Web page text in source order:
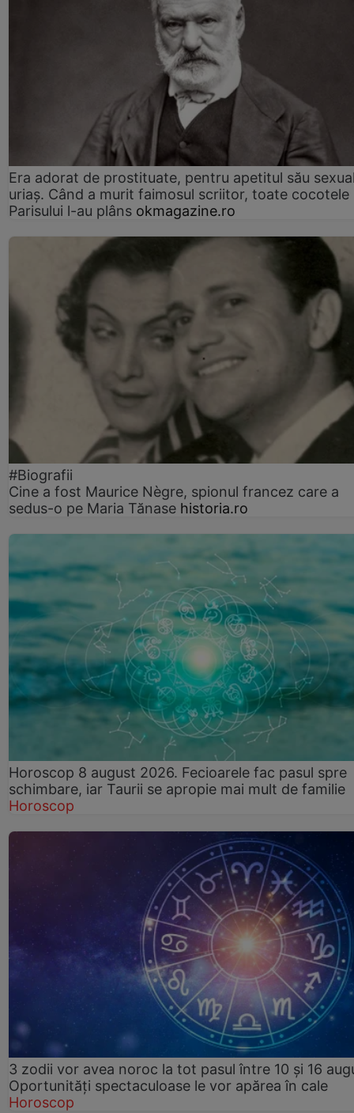
Era adorat de prostituate, pentru apetitul său
uriaș. Când a murit faimosul scriitor, toate cocotele
Parisului l-au plâns okmagazine.ro
#Biografii
Cine a fost Maurice Nègre, spionul francez care a
sedus-o pe Maria Tănase historia.ro
Horoscop 8 august 2026. Fecioarele fac pasul spre
schimbare, iar Taurii se apropie mai mult de familie
Horoscop
3 zodii vor avea noroc la tot pasul între 10 și 16
Oportunități spectaculoase le vor apărea în cale
Horoscop